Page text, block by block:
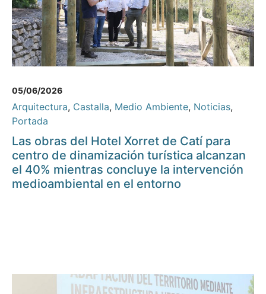
05/06/2026
Arquitectura, Castalla, Medio Ambiente, Noticias,
Portada
Las obras del Hotel Xorret de Catí para
centro de dinamización turística alcanzan
el 40% mientras concluye la intervención
medioambiental en el entorno